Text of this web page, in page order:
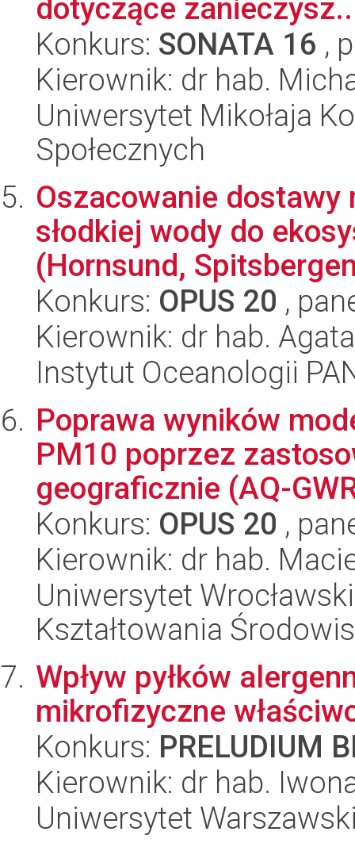
dotyczące
Konkurs: SONATA 16 ,
Kierownik: dr hab.
Uniwersytet Mikołaja
Społecznych
Oszacowanie dostawy
słodkiej wody do
(Hornsund,
Konkurs: OPUS 20 ,
Kierownik: dr hab.
Instytut Oceanologii
Poprawa wyników
PM10 poprzez
geograficznie (AQ-
Konkurs: OPUS 20 ,
Kierownik: dr hab.
Uniwersytet
Kształtowania
Wpływ pyłków
mikrofizyczne
Konkurs: PRELUDIUM
Kierownik: dr hab.
Uniwersytet